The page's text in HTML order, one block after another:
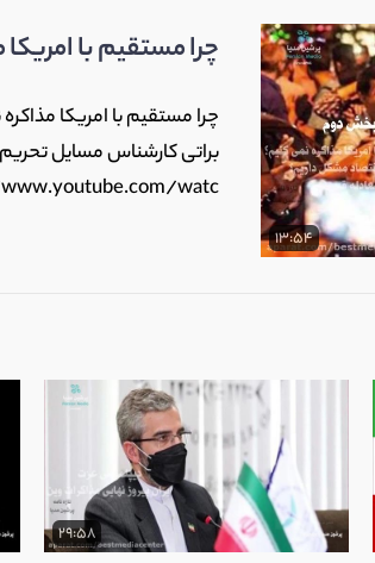
13:54
چرا مستقیم با
چرا مستقیم با امریکا
watc ...
29:58